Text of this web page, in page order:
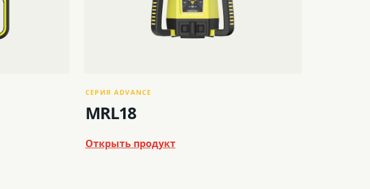
СЕРИЯ ADVANCE
MRL18
Открыть продукт